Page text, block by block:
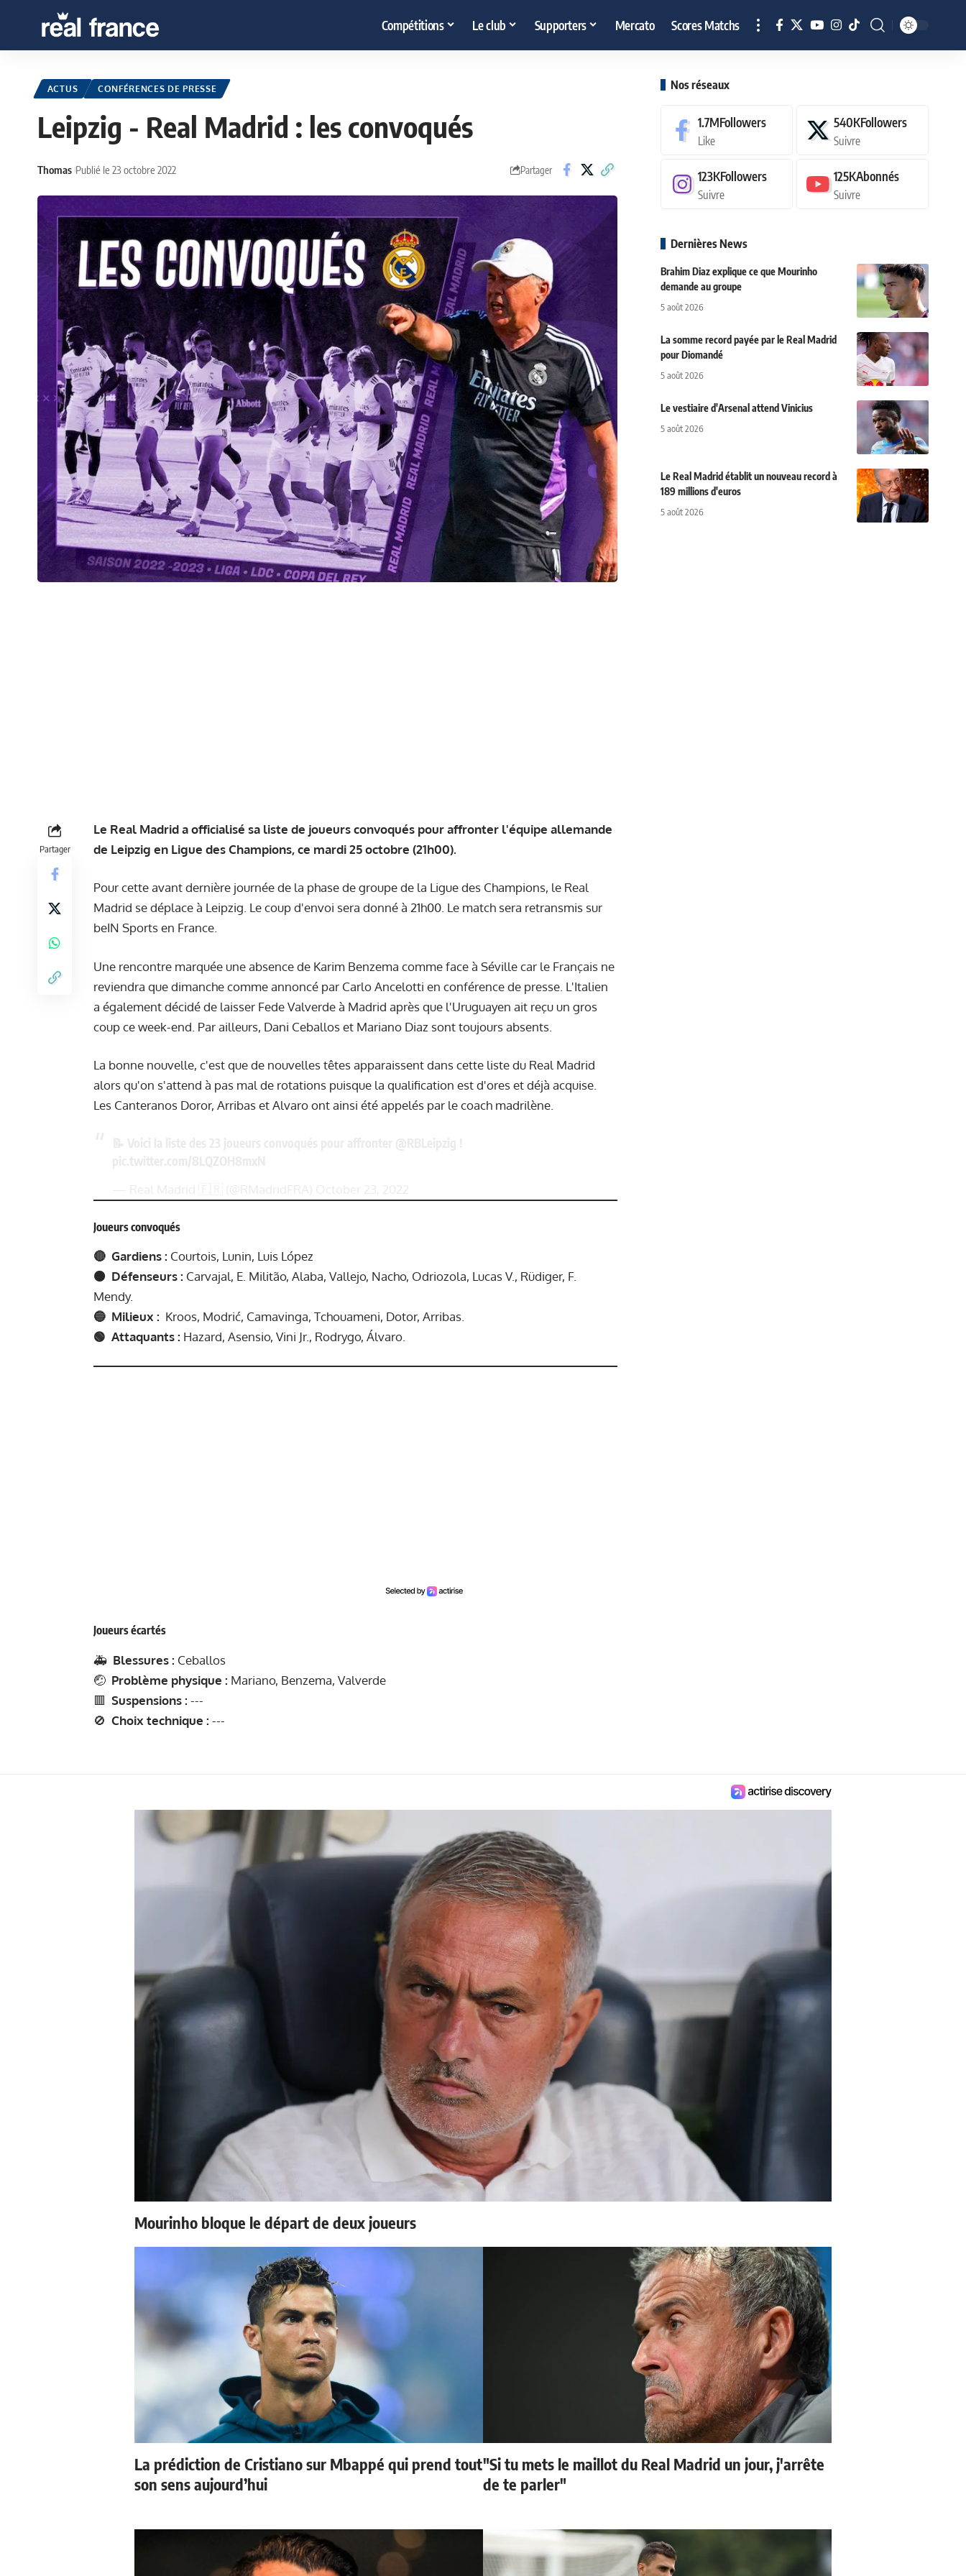
Compétitions Le club Supporters Mercato Scores Matchs
ACTUS CONFÉRENCES DE PRESSE
Leipzig - Real Madrid : les convoqués
Thomas Publié le 23 octobre 2022 Partager
Partager
Le Real Madrid a officialisé sa liste de joueurs convoqués pour affronter l'équipe allemande
de Leipzig en Ligue des Champions, ce mardi 25 octobre (21h00).
Pour cette avant dernière journée de la phase de groupe de la Ligue des Champions, le Real
Madrid se déplace à Leipzig. Le coup d'envoi sera donné à 21h00. Le match sera retransmis sur
beIN Sports en France.
Une rencontre marquée une absence de Karim Benzema comme face à Séville car le Français ne
reviendra que dimanche comme annoncé par Carlo Ancelotti en conférence de presse. L'Italien
a également décidé de laisser Fede Valverde à Madrid après que l'Uruguayen ait reçu un gros
coup ce week-end. Par ailleurs, Dani Ceballos et Mariano Diaz sont toujours absents.
La bonne nouvelle, c'est que de nouvelles têtes apparaissent dans cette liste du Real Madrid
alors qu'on s'attend à pas mal de rotations puisque la qualification est d'ores et déjà acquise.
Les Canteranos Doror, Arribas et Alvaro ont ainsi été appelés par le coach madrilène.
Joueurs convoqués
🔴 Gardiens : Courtois, Lunin, Luis López
🟠 Défenseurs : Carvajal, E. Militão, Alaba, Vallejo, Nacho, Odriozola, Lucas V., Rüdiger, F.
Mendy.
🔵 Milieux : Kroos, Modrić, Camavinga, Tchouameni, Dotor, Arribas.
🟢 Attaquants : Hazard, Asensio, Vini Jr., Rodrygo, Álvaro.
Joueurs écartés
🚑 Blessures : Ceballos
🤕 Problème physique : Mariano, Benzema, Valverde
🟥 Suspensions : ---
🚫 Choix technique : ---
Nos réseaux
1.7MFollowers
Like
540KFollowers
Suivre
123KFollowers
Suivre
125KAbonnés
Suivre
Dernières News
Brahim Diaz explique ce que Mourinho
demande au groupe
5 août 2026
La somme record payée par le Real Madrid
pour Diomandé
5 août 2026
Le vestiaire d'Arsenal attend Vinicius
5 août 2026
Le Real Madrid établit un nouveau record à
189 millions d'euros
5 août 2026
Mourinho bloque le départ de deux joueurs
La prédiction de Cristiano sur Mbappé qui prend tout
son sens aujourd’hui
"Si tu mets le maillot du Real Madrid un jour, j'arrête
de te parler"